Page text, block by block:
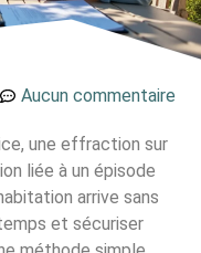
Aucun commentaire
une effraction sur
liée à un épisode
arrive sans
et sécuriser